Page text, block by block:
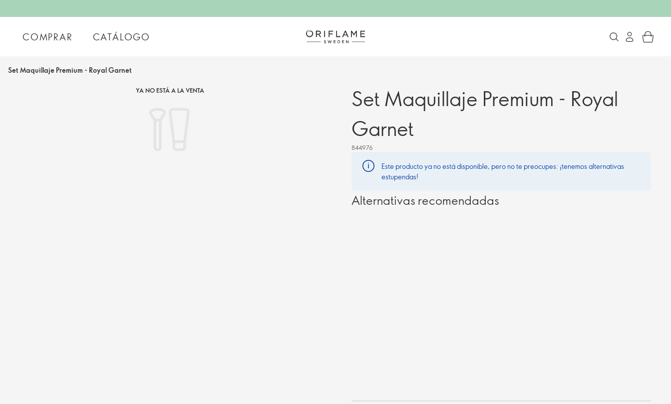
COMPRAR CATÁLOGO
Set Maquillaje Premium - Royal Garnet
YA NO ESTÁ A LA VENTA
Set Maquillaje Premium - Royal
Garnet
844976
Este producto ya no está disponible, pero no te preocupes: ¡tenemos alternativas
estupendas!
Alternativas recomendadas